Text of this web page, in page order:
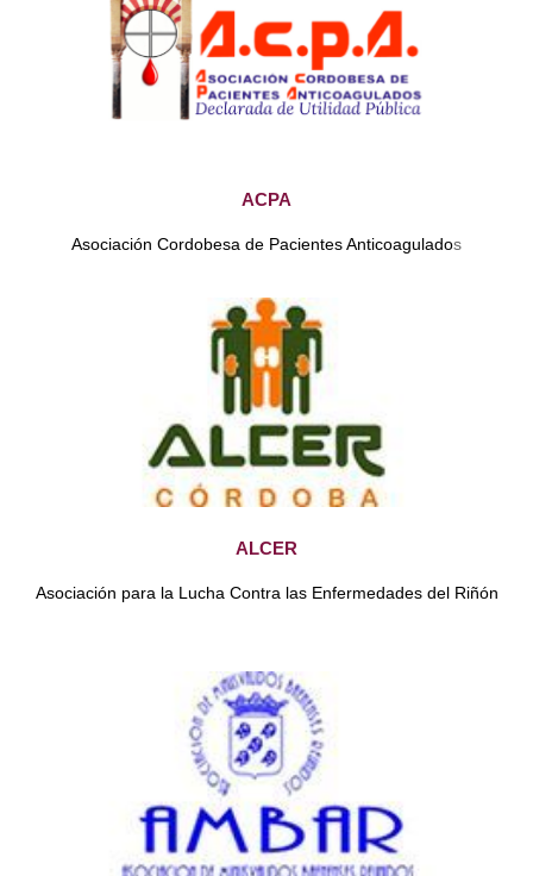
ACPA
Asociación Cordobesa de Pacientes Anticoagulados
ALCER
Asociación para la Lucha Contra las Enfermedades del Riñón